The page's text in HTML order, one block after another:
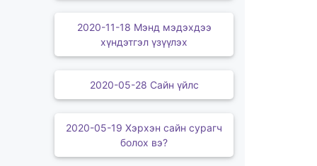
2020-11-18 Мэнд мэдэхдээ
хүндэтгэл үзүүлэх
2020-05-28 Сайн үйлс
2020-05-19 Хэрхэн сайн сурагч
болох вэ?